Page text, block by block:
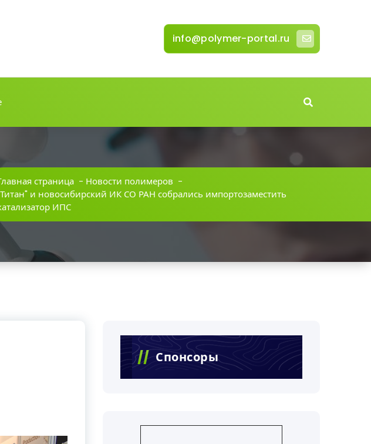
info@polymer-portal.ru
страница - Новости полимеров -
и новосибирский ИК СО РАН собрались импортозаместить
ИПС
Спонсоры